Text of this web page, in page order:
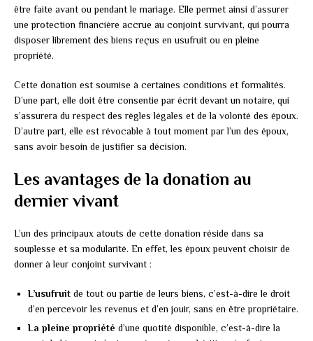
être faite avant ou pendant le mariage. Elle permet ainsi d’assurer
une protection financière accrue au conjoint survivant, qui pourra
disposer librement des biens reçus en usufruit ou en pleine
propriété.
Cette donation est soumise à certaines conditions et formalités.
D’une part, elle doit être consentie par écrit devant un notaire, qui
s’assurera du respect des règles légales et de la volonté des époux.
D’autre part, elle est révocable à tout moment par l’un des époux,
sans avoir besoin de justifier sa décision.
Les avantages de la donation au
dernier vivant
L’un des principaux atouts de cette donation réside dans sa
souplesse et sa modularité. En effet, les époux peuvent choisir de
donner à leur conjoint survivant :
L’usufruit de tout ou partie de leurs biens, c’est-à-dire le droit
d’en percevoir les revenus et d’en jouir, sans en être propriétaire.
La pleine propriété d’une quotité disponible, c’est-à-dire la